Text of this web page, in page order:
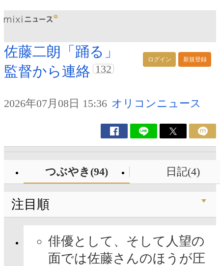
ログイン 新規登録
佐藤二朗「踊る」
監督から連絡 132
2026年07月08日 15:36 オリコンニュース
つぶやき(94) 日記(4)
注目順
俳優として、そして人望の
面では佐藤さんのほうが圧